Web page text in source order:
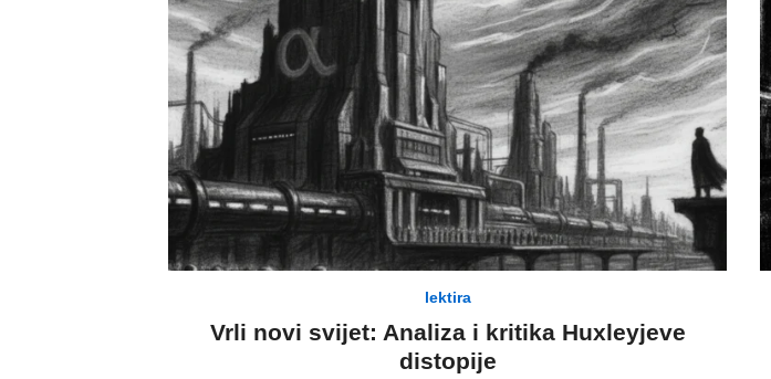
lektira
Vrli novi svijet: Analiza i kritika Huxleyjeve
distopije